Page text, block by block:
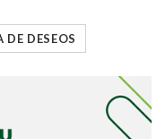
DE DESEOS